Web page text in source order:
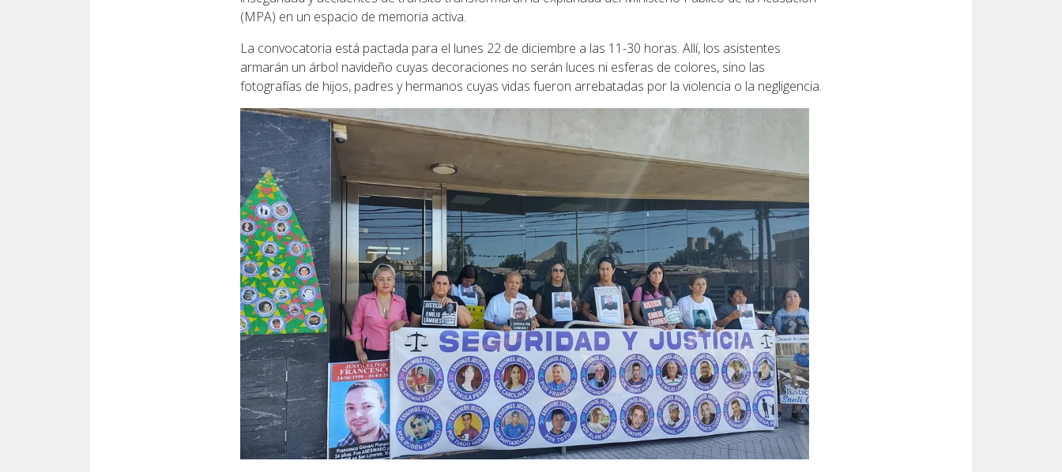
(MPA) en un espacio de memoria activa.
La convocatoria está pactada para el lunes 22 de diciembre a las 11-30 horas. Allí, los asistentes
armarán un árbol navideño cuyas decoraciones no serán luces ni esferas de colores, sino las
fotografías de hijos, padres y hermanos cuyas vidas fueron arrebatadas por la violencia o la negligencia.